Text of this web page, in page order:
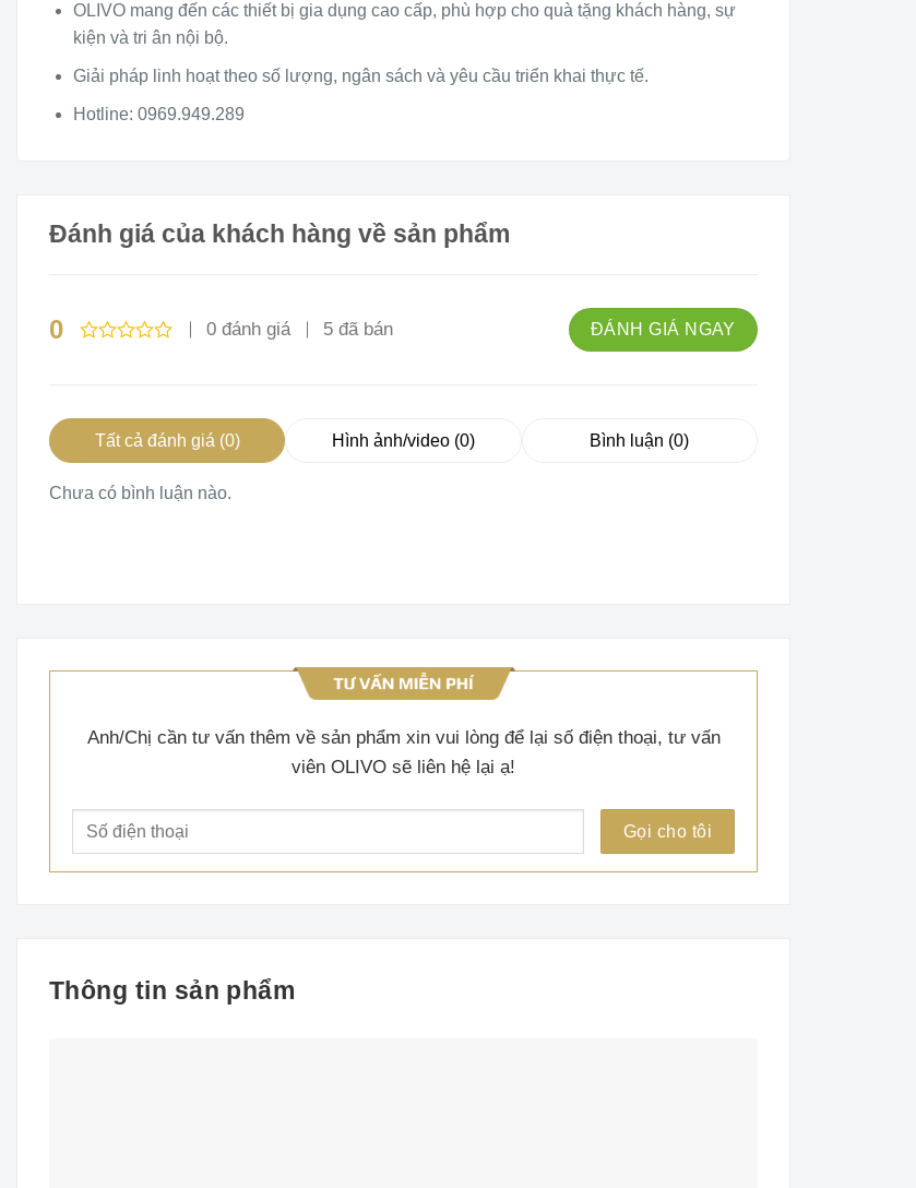
OLIVO mang đến các thiết bị gia dụng cao cấp, phù hợp cho quà tặng khách hàng, sự
kiện và tri ân nội bộ.
Giải pháp linh hoạt theo số lượng, ngân sách và yêu cầu triển khai thực tế.
Hotline: 0969.949.289
Đánh giá của khách hàng về sản phẩm
0
sao
0 đánh giá 5 đã bán ĐÁNH GIÁ NGAY
Tất cả đánh giá (0) Hình ảnh/video (0) Bình luận (0)
Chưa có bình luận nào.
Anh/Chị cần tư vấn thêm về sản phẩm xin vui lòng để lại số điện thoại, tư vấn
viên OLIVO sẽ liên hệ lại ạ!
Thông tin sản phẩm